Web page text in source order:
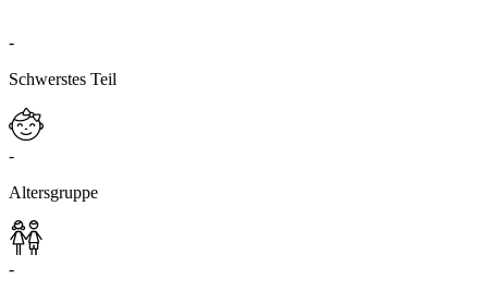
-
Schwerstes Teil
-
Altersgruppe
-